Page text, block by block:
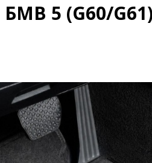
5 (G60/